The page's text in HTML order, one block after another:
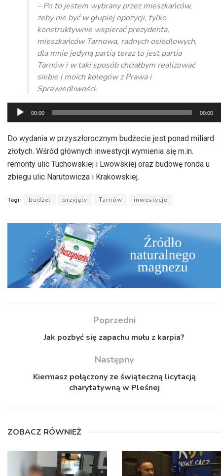
– Po to jestem wybrany przez mieszkańców,
żeby nie być w głupiej opozycji, tylko
konstruktywnie wspierać prezydenta,
mieszkańców Tarnowa, radnych osiedlowych,
dla mnie jedyną partią teraz to jest partia
Tarnów i w taki sposób chciałbym realizować
siebie i moich kolegów z Prawa i
Sprawiedliwości.
Odtwarzacz
plików
dźwiękowych
00:00 00:00
Do wydania w przyszłorocznym budżecie jest ponad miliard
złotych. Wśród głównych inwestycji wymienia się m.in.
remonty ulic Tuchowskiej i Lwowskiej oraz budowę ronda u
zbiegu ulic Narutowicza i Krakowskiej.
Tagi: budżet przyjęty Tarnów inwestycje
Poprzedni
Jak pozbyć się zapachu mułu z karpia?
Następny
Kiermasz połączony ze świąteczną licytacją
charytatywną w Pleśnej
ZOBACZ RÓWNIEŻ